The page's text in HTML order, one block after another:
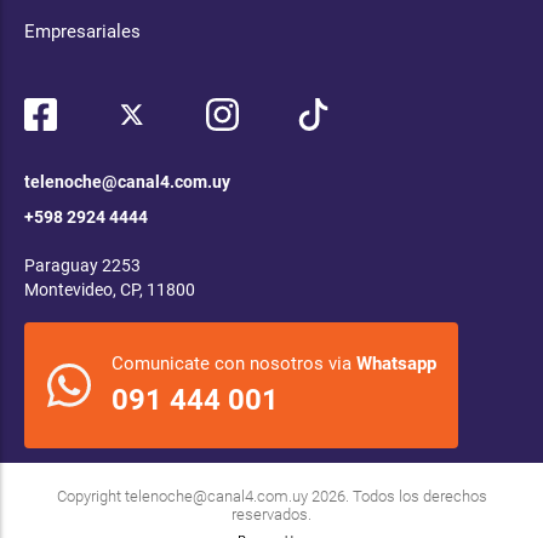
Empresariales
telenoche@canal4.com.uy
+598 2924 4444
Paraguay 2253
Montevideo, CP, 11800
Comunicate con nosotros via Whatsapp
091 444 001
Copyright telenoche@canal4.com.uy2026. Todos los derechos
reservados.